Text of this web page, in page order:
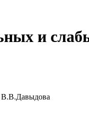
и
В.В.Давыдова